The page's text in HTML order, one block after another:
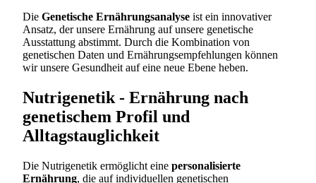
Die Genetische Ernährungsanalyse ist ein innovativer
Ansatz, der unsere Ernährung auf unsere genetische
Ausstattung abstimmt. Durch die Kombination von
genetischen Daten und Ernährungsempfehlungen können
wir unsere Gesundheit auf eine neue Ebene heben.
Nutrigenetik - Ernährung nach
genetischem Profil und
Alltagstauglichkeit
Die Nutrigenetik ermöglicht eine personalisierte
Ernährung, die auf individuellen genetischen